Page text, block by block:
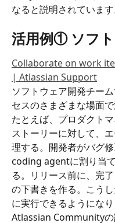
なると説明されていま
活用例① ソフ
Collaborate on work
| Atlassian Support
ソフトウェア開発チー
セスのさまざまな場面で
たとえば、プロダクト
ストーリーに対して、
理する。開発者がバグ
coding agentに割り当
る。リリース前に、完
の下書きを作る。こう
に実行できるようになり
Atlassian Community